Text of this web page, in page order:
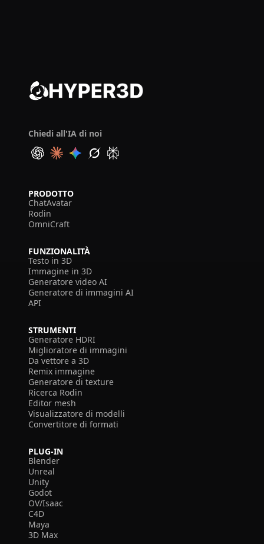
Chiedi all'IA di noi
PRODOTTO
ChatAvatar
Rodin
OmniCraft
FUNZIONALITÀ
Testo in 3D
Immagine in 3D
Generatore video AI
Generatore di immagini AI
API
STRUMENTI
Generatore HDRI
Miglioratore di immagini
Da vettore a 3D
Remix immagine
Generatore di texture
Ricerca Rodin
Editor mesh
Visualizzatore di modelli
Convertitore di formati
PLUG-IN
Blender
Unreal
Unity
Godot
OV/Isaac
C4D
Maya
3D Max